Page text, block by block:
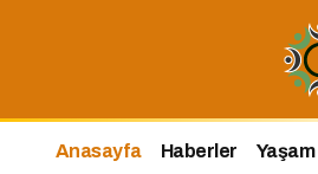
Anasayfa Haberler Yaşam